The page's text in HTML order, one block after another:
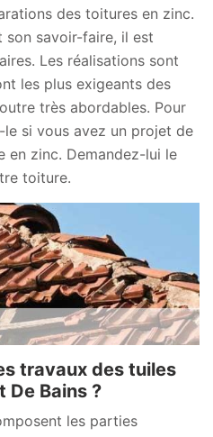
des toitures en zinc.
son savoir-faire, il est
Les réalisations sont
les plus exigeants des
très abordables. Pour
si vous avez un projet de
en zinc. Demandez-lui le
toiture.
travaux des tuiles
De Bains ?
les parties